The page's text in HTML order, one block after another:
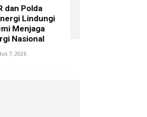
dan Polda
Lindungi
Menjaga
Nasional
7, 2026